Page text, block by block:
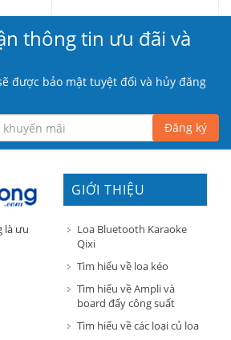
thông tin ưu đãi và
được bảo mật tuyệt đối và hủy đăng
Đăng ký
là ưu
GIỚI THIỆU
Loa Bluetooth Karaoke
Qixi
Tìm hiểu về loa kéo
Tìm hiểu về Ampli và
board đẩy công suất
Tìm hiểu về các loại củ loa